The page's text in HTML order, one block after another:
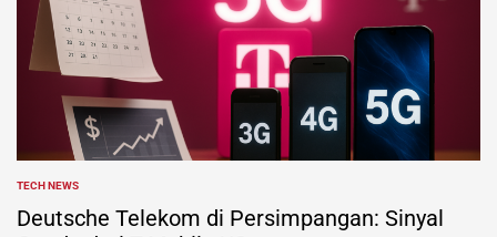
POSTED
IN
TECH NEWS
Deutsche Telekom di Persimpangan: Sinyal